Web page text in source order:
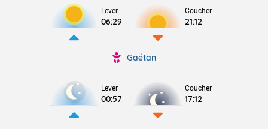
Lever
06:29
Coucher
21:12
Gaétan
Lever
00:57
Coucher
17:12